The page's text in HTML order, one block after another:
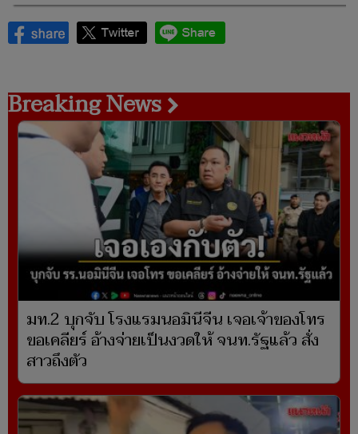
Breaking News
มท.2 บุกจับ โรงแรมนอมินีจีน เจอเจ้าของโทร
ขอเคลียร์ อ้างจ่ายเป็นงวดให้ จนท.รัฐแล้ว สั่ง
สาวถึงตัว